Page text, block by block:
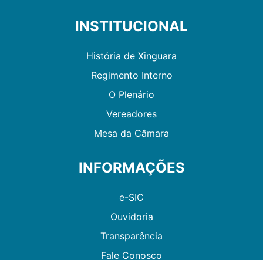
INSTITUCIONAL
História de Xinguara
Regimento Interno
O Plenário
Vereadores
Mesa da Câmara
INFORMAÇÕES
e-SIC
Ouvidoria
Transparência
Fale Conosco